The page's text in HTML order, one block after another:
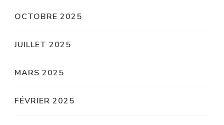
OCTOBRE 2025
JUILLET 2025
MARS 2025
FÉVRIER 2025